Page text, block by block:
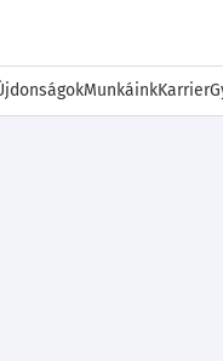
MunkáinkKarrier